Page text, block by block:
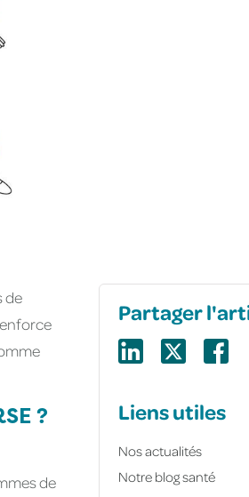
de
?
de
Partager
Liens utiles
Nos actualités
Notre blog santé